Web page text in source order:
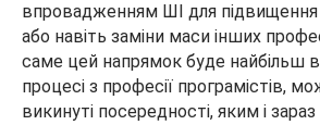
впровадженням ШІ для
або навіть заміни маси інших
саме цей напрямок буде найбільш
процесі з професії програмістів,
викинуті посередності, яким і